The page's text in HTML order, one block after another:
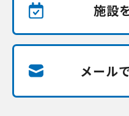
施設
メール